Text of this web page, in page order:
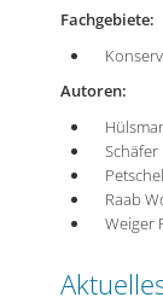
Fachgebiete:
Autoren:
Schäfer
Raab
Weiger